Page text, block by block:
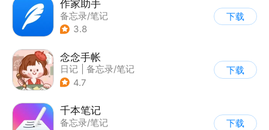
作家助手
备忘录/笔记
3.8
下载
念念手帐
日记
备忘录/笔记
4.7
下载
千本笔记
备忘录/笔记
下载